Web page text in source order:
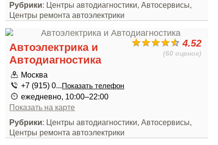
Рубрики: Центры автодиагностики, Автосервисы,
Центры ремонта автоэлектрики
4.52
(60 оценок)
Автоэлектрика и
Автодиагностика
Москва
+7 (915) 0...Показать телефон
ежедневно, 10:00–22:00
Показать на карте
Рубрики: Центры автодиагностики, Автосервисы,
Центры ремонта автоэлектрики